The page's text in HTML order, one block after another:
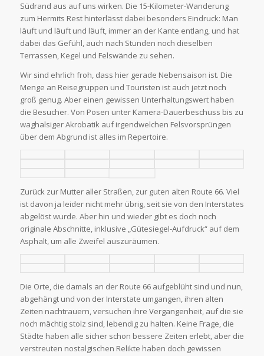
Südrand aus auf uns wirken. Die 15-Kilometer-Wanderung
zum Hermits Rest hinterlässt dabei besonders Eindruck: Man
läuft und läuft und läuft, immer an der Kante entlang, und hat
dabei das Gefühl, auch nach Stunden noch dieselben
Terrassen, Kegel und Felswände zu sehen.
Wir sind ehrlich froh, dass hier gerade Nebensaison ist. Die
Menge an Reisegruppen und Touristen ist auch jetzt noch
groß genug. Aber einen gewissen Unterhaltungswert haben
die Besucher. Von Posen unter Kamera-Dauerbeschuss bis zu
waghalsiger Akrobatik auf irgendwelchen Felsvorsprüngen
über dem Abgrund ist alles im Repertoire.
Zurück zur Mutter aller Straßen, zur guten alten Route 66. Viel
ist davon ja leider nicht mehr übrig, seit sie von den Interstates
abgelöst wurde. Aber hin und wieder gibt es doch noch
originale Abschnitte, inklusive „Gütesiegel-Aufdruck“ auf dem
Asphalt, um alle Zweifel auszuräumen.
Die Orte, die damals an der Route 66 aufgeblüht sind und nun,
abgehängt und von der Interstate umgangen, ihren alten
Zeiten nachtrauern, versuchen ihre Vergangenheit, auf die sie
noch mächtig stolz sind, lebendig zu halten. Keine Frage, die
Städte haben alle sicher schon bessere Zeiten erlebt, aber die
verstreuten nostalgischen Relikte haben doch gewissen